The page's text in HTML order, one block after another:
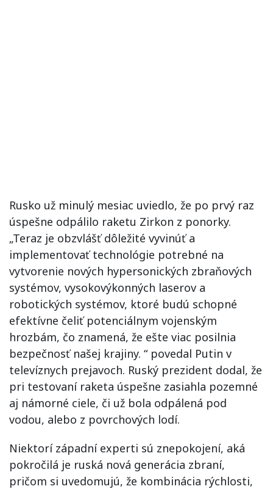
Rusko už minulý mesiac uviedlo, že po prvý raz
úspešne odpálilo raketu Zirkon z ponorky.
„Teraz je obzvlášť dôležité vyvinúť a
implementovať technológie potrebné na
vytvorenie nových hypersonických zbraňových
systémov, vysokovýkonných laserov a
robotických systémov, ktoré budú schopné
efektívne čeliť potenciálnym vojenským
hrozbám, čo znamená, že ešte viac posilnia
bezpečnosť našej krajiny. “ povedal Putin v
televíznych prejavoch. Ruský prezident dodal, že
pri testovaní raketa úspešne zasiahla pozemné
aj námorné ciele, či už bola odpálená pod
vodou, alebo z povrchových lodí.
Niektorí západní experti sú znepokojení, aká
pokročilá je ruská nová generácia zbraní,
pričom si uvedomujú, že kombinácia rýchlosti,